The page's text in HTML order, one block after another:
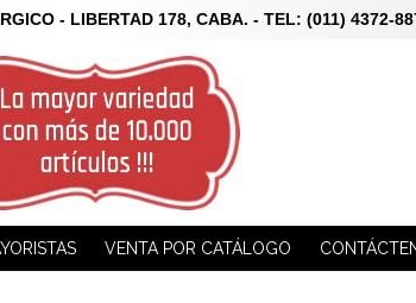
- LIBERTAD 178, CABA. - TEL: (011) 4372-
VENTA POR CATÁLOGO